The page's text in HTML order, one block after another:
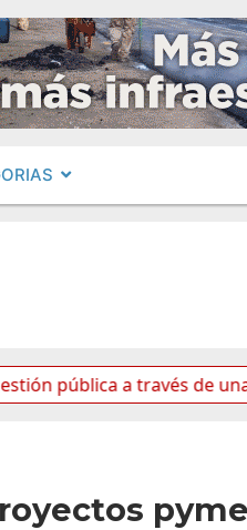
a través de una